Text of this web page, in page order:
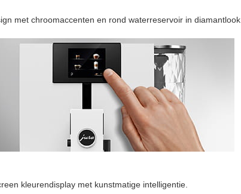
met chroomaccenten en rond waterreservoir in diamantlook.
kleuren­display met kunstmatige intelligentie.